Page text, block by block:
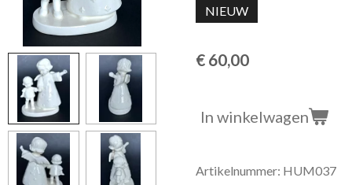
NIEUW
€ 60,00
In winkelwagen
Artikelnummer: HUM037